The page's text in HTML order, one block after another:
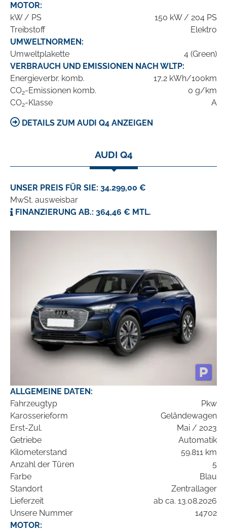
MOTOR:
kW / PS
150 kW / 204 PS
Treibstoff
Elektro
UMWELTNORMEN:
Umweltplakette
4 (Green)
VERBRAUCH UND EMISSIONEN NACH WLTP:
Energieverbr. komb.
17,2 kWh/100km
CO2-Emissionen komb.
0 g/km
CO2-Klasse A
DETAILS ZUM AUDI Q4 ANZEIGEN
AUDI Q4
UNSER PREIS FÜR SIE: 34.299,00 €
MwSt. ausweisbar
FINANZIERUNG AB.: 364,46 € MTL.
ALLGEMEINE DATEN:
Fahrzeugtyp
Pkw
Karosserieform
Geländewagen
Erst-Zul.
Mai / 2023
Getriebe
Automatik
Kilometerstand
59.811 km
Anzahl der Türen
5
Farbe
Blau
Standort
Zentrallager
Lieferzeit
ab ca. 13.08.2026
Unsere Nummer
14702
MOTOR: